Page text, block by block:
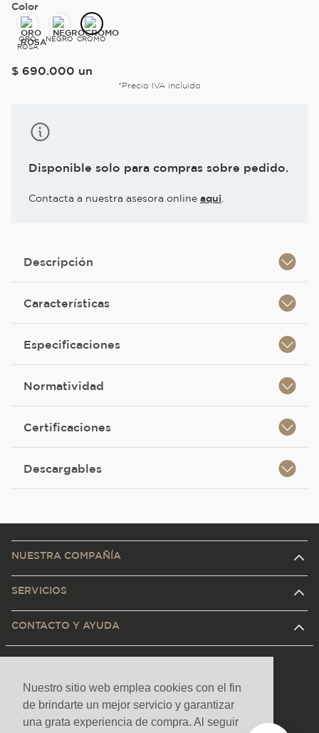
Nuestro sitio web emplea cookies con el fin
de brindarte un mejor servicio y garantizar
una grata experiencia de compra. Al seguir
Color
ORO
ROSA
NEGRO CROMO
$ 690.000 un
*Precio IVA incluido
Disponible solo para compras sobre pedido.
Contacta a nuestra asesora online aqui
Descripción
Características
Especificaciones
Normatividad
Certificaciones
Descargables
NUESTRA COMPAÑÍA
SERVICIOS
CONTACTO Y AYUDA